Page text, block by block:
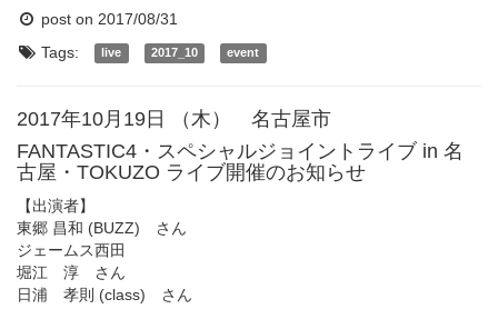
post on 2017/08/31
Tags:
live 2017_10 event
2017年10月19日 （木） 名古屋市
FANTASTIC4・スペシャルジョイントライブ in 名
古屋・TOKUZO ライブ開催のお知らせ
【出演者】
東郷 昌和 (BUZZ) さん
ジェームス西田
堀江 淳 さん
日浦 孝則 (class) さん